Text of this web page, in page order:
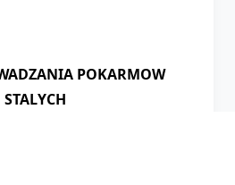
POKARMOW
STALYCH